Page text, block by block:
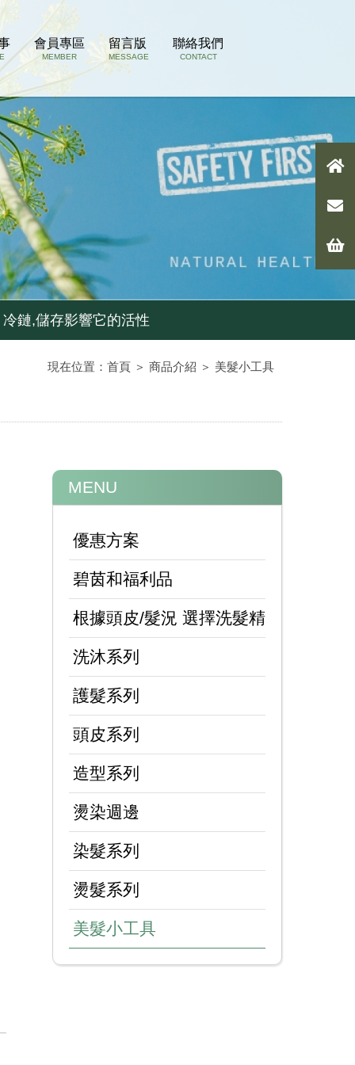
會員專區
MEMBER
留言版
MESSAGE
聯絡我們
CONTACT
鏈,儲存影響它的活性
屑洗髮精的
現在位置： 首頁 ＞ 商品介紹 ＞ 美髮小工具
MENU
優惠方案
碧茵和福利品
根據頭皮/髮況 選擇洗髮精
洗沐系列
護髮系列
頭皮系列
造型系列
燙染週邊
染髮系列
燙髮系列
美髮小工具